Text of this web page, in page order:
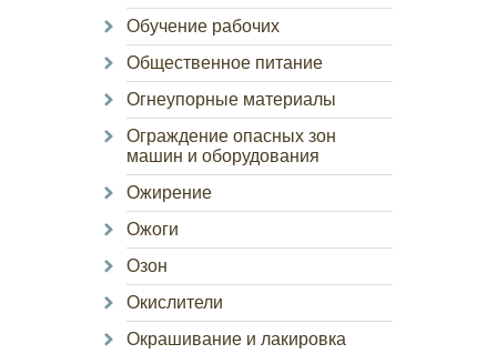
Обучение рабочих
Общественное питание
Огнеупорные материалы
Ограждение опасных зон
машин и оборудования
Ожирение
Ожоги
Озон
Окислители
Окрашивание и лакировка